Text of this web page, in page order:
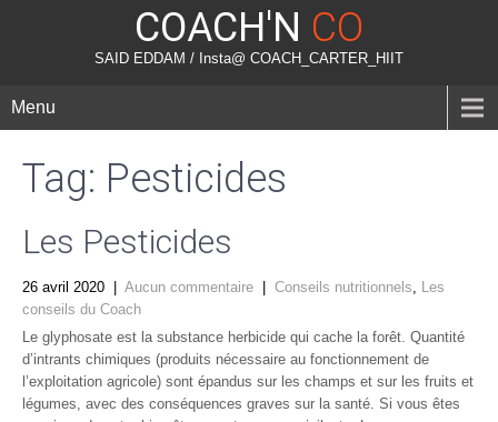
COACH'N CO
SAID EDDAM / Insta@ COACH_CARTER_HIIT
Menu
Tag: Pesticides
Les Pesticides
26 avril 2020 Aucun commentaire Conseils nutritionnels, Les
conseils du Coach
Le glyphosate est la substance herbicide qui cache la forêt. Quantité
d’intrants chimiques (produits nécessaire au fonctionnement de
l’exploitation agricole) sont épandus sur les champs et sur les fruits et
légumes, avec des conséquences graves sur la santé. Si vous êtes